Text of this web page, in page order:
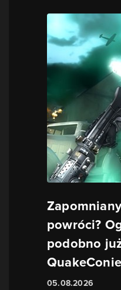
powróci?
podobno
QuakeConie
05.08.2026